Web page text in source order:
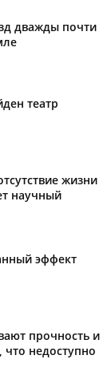
дважды почти
театр
жизни
научный
эффект
прочность и
недоступно